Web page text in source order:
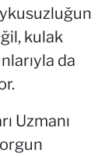
kulak
da
Uzmanı